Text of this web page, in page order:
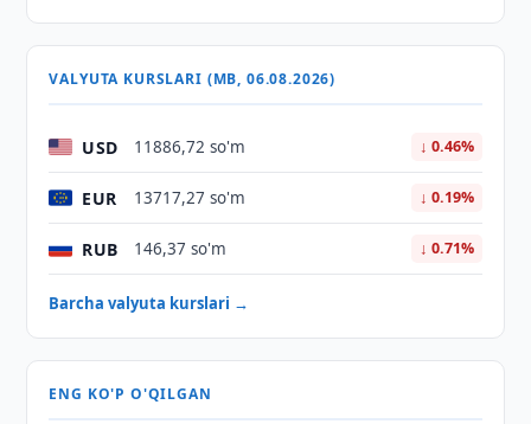
VALYUTA KURSLARI (MB, 06.08.2026)
USD 11886,72 so'm ↓ 0.46%
EUR 13717,27 so'm ↓ 0.19%
RUB 146,37 so'm ↓ 0.71%
Barcha valyuta kurslari →
ENG KO'P O'QILGAN